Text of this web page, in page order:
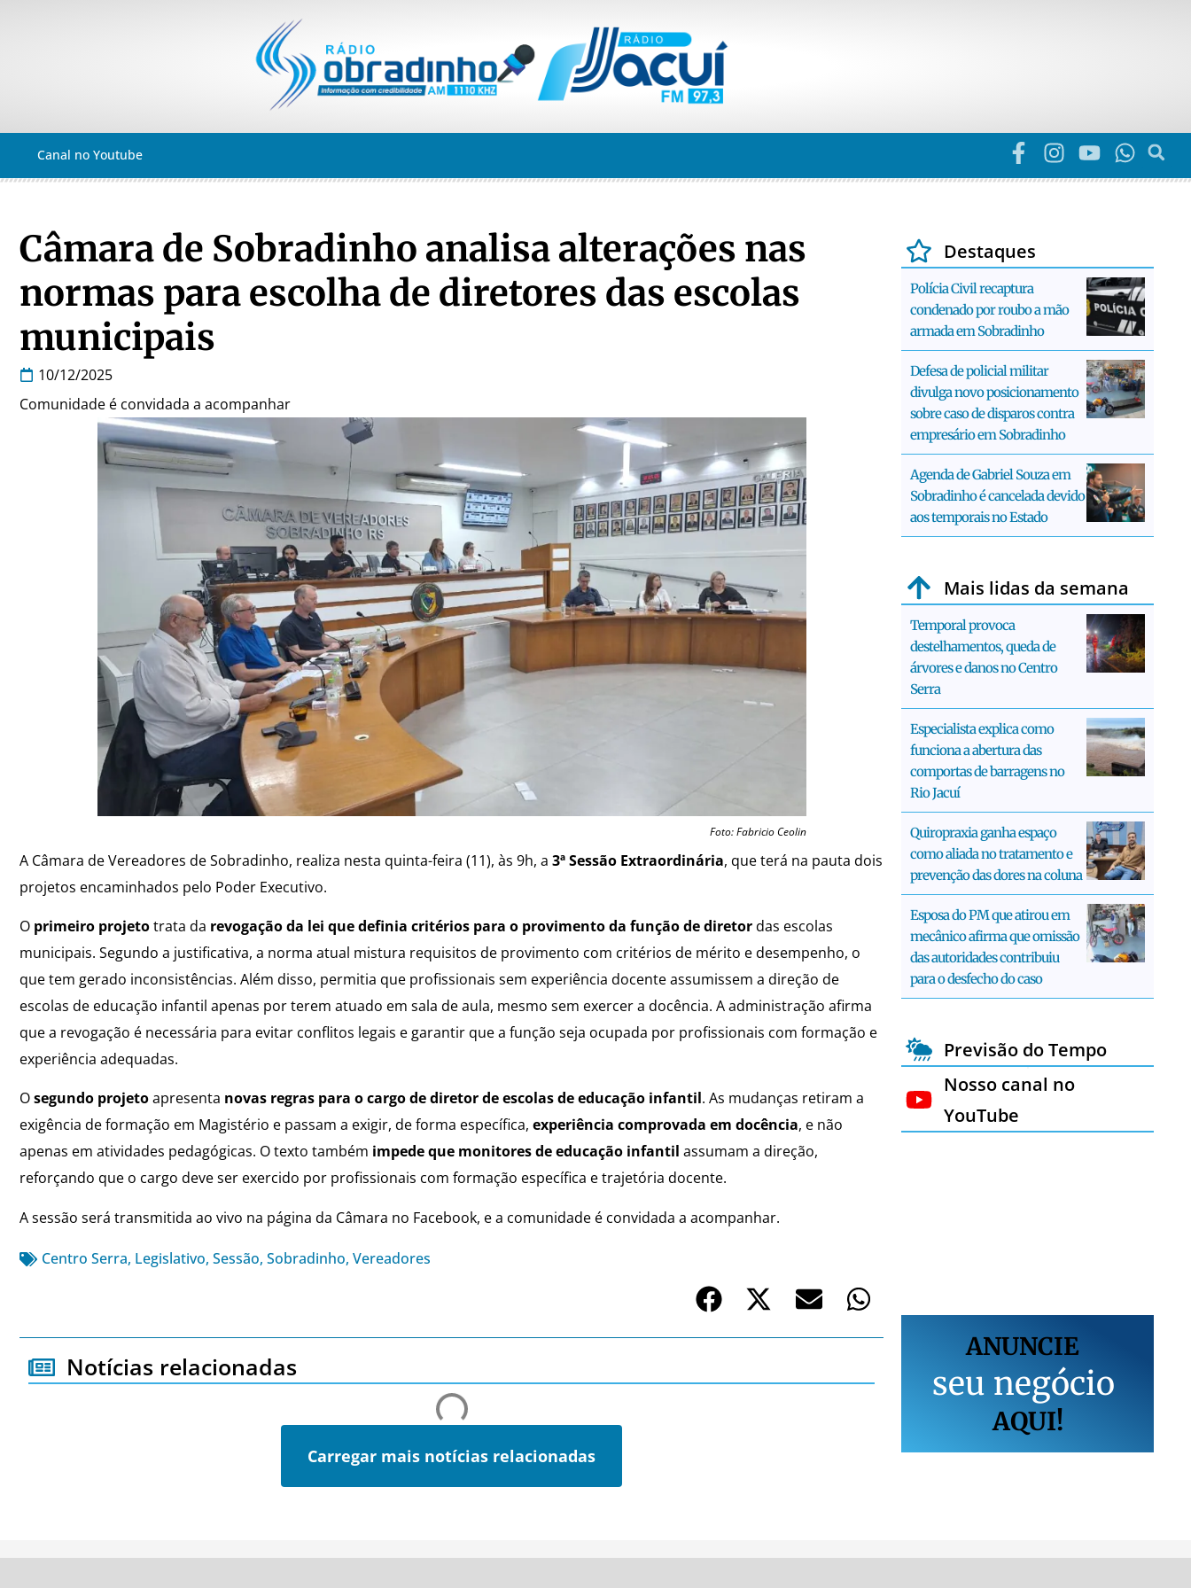
Canal no Youtube
Câmara de Sobradinho analisa alterações nas
normas para escolha de diretores das escolas
municipais
10/12/2025
Comunidade é convidada a acompanhar
Foto: Fabricio Ceolin
A Câmara de Vereadores de Sobradinho, realiza nesta quinta-feira (11), às 9h, a 3ª Sessão Extraordinária, que terá na pauta dois
projetos encaminhados pelo Poder Executivo.
O primeiro projetotrata da revogação da lei que definia critérios para o provimento da função de diretordas escolas
municipais. Segundo a justificativa, a norma atual mistura requisitos de provimento com critérios de mérito e desempenho, o
que tem gerado inconsistências. Além disso, permitia que profissionais sem experiência docente assumissem a direção de
escolas de educação infantil apenas por terem atuado em sala de aula, mesmo sem exercer a docência. A administração afirma
que a revogação é necessária para evitar conflitos legais e garantir que a função seja ocupada por profissionais com formação e
experiência adequadas.
Osegundo projetoapresenta novas regras para o cargo de diretor de escolas de educação infantil. As mudanças retiram a
exigência de formação em Magistério e passam a exigir, de forma específica, experiência comprovada em docência, e não
apenas em atividades pedagógicas. O texto também impede que monitores de educação infantil assumam a direção,
reforçando que o cargo deve ser exercido por profissionais com formação específica e trajetória docente.
A sessão será transmitida ao vivo na página da Câmara no Facebook, e a comunidade é convidada a acompanhar.
Centro Serra, Legislativo, Sessão, Sobradinho, Vereadores
Notícias relacionadas
Carregar mais notícias relacionadas
Destaques
Polícia Civil recaptura
condenado por roubo a mão
armada em Sobradinho
Defesa de policial militar
divulga novo posicionamento
sobre caso de disparos contra
empresário em Sobradinho
Agenda de Gabriel Souza em
Sobradinho é cancelada devido
aos temporais no Estado
Mais lidas da semana
Temporal provoca
destelhamentos, queda de
árvores e danos no Centro
Serra
Especialista explica como
funciona a abertura das
comportas de barragens no
Rio Jacuí
Quiropraxia ganha espaço
como aliada no tratamento e
prevenção das dores na coluna
Esposa do PM que atirou em
mecânico afirma que omissão
das autoridades contribuiu
para o desfecho do caso
Previsão do Tempo
Nosso canal no
YouTube
ANUNCIE
seu negócio
AQUI!